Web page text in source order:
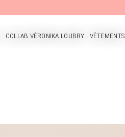
COLLAB VÉRONIKA LOUBRY VÊTEMENTS